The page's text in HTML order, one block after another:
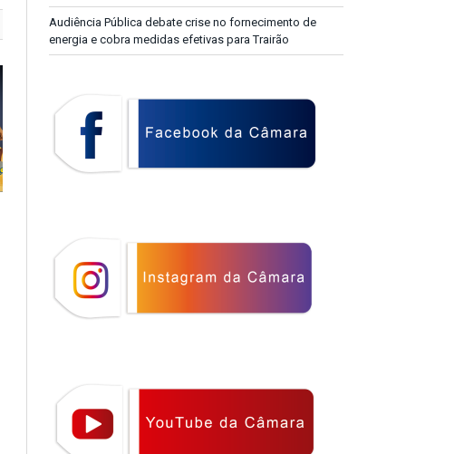
Audiência Pública debate crise no fornecimento de
energia e cobra medidas efetivas para Trairão